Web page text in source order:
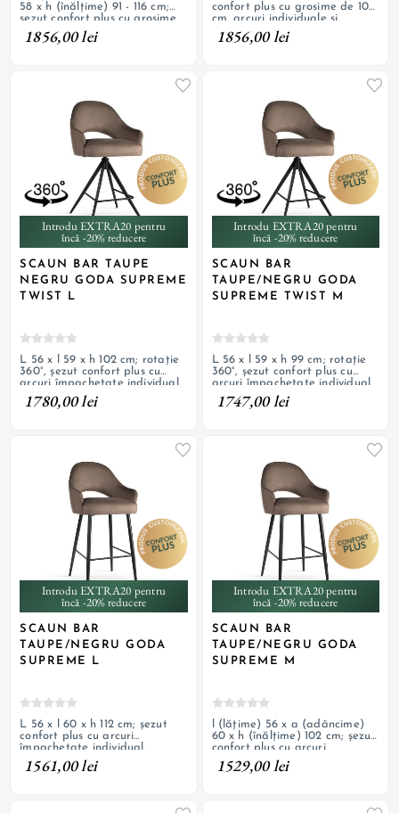
58 x h (înălțime) 91 - 116 cm;
șezut confort plus cu grosime
de 10 cm, arcuri individuale și
burete, tapițerie din material
1856,00 lei
confort plus cu grosime de 10
cm, arcuri individuale și
burete, tapițerie din material
textil, pivotant, bază cu
1856,00 lei
Introdu EXTRA20 pentru
încă -20% reducere
SCAUN BAR TAUPE
NEGRU GODA SUPREME
TWIST L
L 56 x l 59 x h 102 cm; rotație
360°, șezut confort plus cu
arcuri împachetate individual,
tapițerie cu textil de catifea și
picioare de oțel vopsit negru;
1780,00 lei
Introdu EXTRA20 pentru
încă -20% reducere
SCAUN BAR
TAUPE/NEGRU GODA
SUPREME TWIST M
L 56 x l 59 x h 99 cm; rotație
360°, șezut confort plus cu
arcuri împachetate individual,
tapițerie cu textil de catifea și
picioare de oțel vopsit negru;
1747,00 lei
Introdu EXTRA20 pentru
încă -20% reducere
SCAUN BAR
TAUPE/NEGRU GODA
SUPREME L
L 56 x l 60 x h 112 cm; șezut
confort plus cu arcuri
împachetate individual,
tapițerie cu textil de catifea și
picioare de oțel vopsit negru;
1561,00 lei
Introdu EXTRA20 pentru
încă -20% reducere
SCAUN BAR
TAUPE/NEGRU GODA
SUPREME M
l (lățime) 56 x a (adâncime)
60 x h (înălțime) 102 cm; șezut
confort plus cu arcuri
împachetate individual,
tapițerie cu textil de catifea și
1529,00 lei